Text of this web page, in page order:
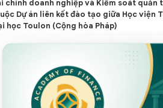
chính doanh nghiệp và Kiểm soát quản
Dự án liên kết đào tạo giữa Học viện
học Toulon (Cộng hòa Pháp)